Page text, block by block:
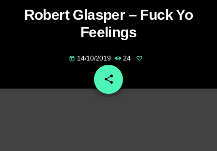
Robert Glasper – Fuck Yo
Feelings
today 14/10/2019 24
share
email